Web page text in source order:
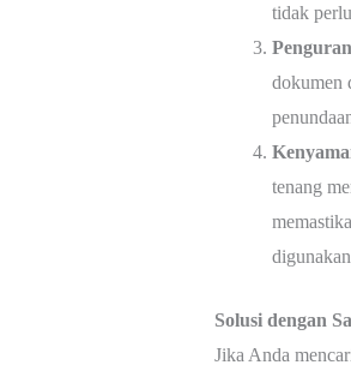
tidak
dokumen
tenang
Solusi dengan
Jika Anda